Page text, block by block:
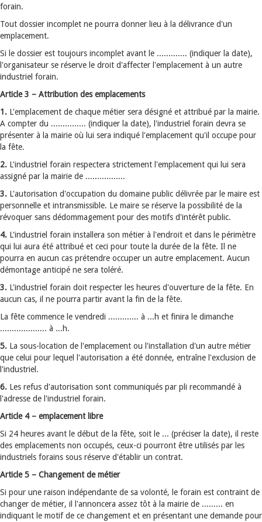
forain.
Tout dossier incomplet ne pourra donner lieu à la délivrance d'un
emplacement.
Si le dossier est toujours incomplet avant le ............. (indiquer la date),
l'organisateur se réserve le droit d'affecter l'emplacement à un autre
industriel forain.
Article 3 – Attribution des emplacements
1. L'emplacement de chaque métier sera désigné et attribué par la mairie.
A compter du ............... (indiquer la date), l'industriel forain devra se
présenter à la mairie où lui sera indiqué l'emplacement qu'il occupe pour
la fête.
2. L'industriel forain respectera strictement l'emplacement qui lui sera
assigné par la mairie de .................
3. L'autorisation d'occupation du domaine public délivrée par le maire est
personnelle et intransmissible. Le maire se réserve la possibilité de la
révoquer sans dédommagement pour des motifs d'intérêt public.
4. L'industriel forain installera son métier à l'endroit et dans le périmètre
qui lui aura été attribué et ceci pour toute la durée de la fête. Il ne
pourra en aucun cas prétendre occuper un autre emplacement. Aucun
démontage anticipé ne sera toléré.
3. L'industriel forain doit respecter les heures d'ouverture de la fête. En
aucun cas, il ne pourra partir avant la fin de la fête.
La fête commence le vendredi ............. à ...h et finira le dimanche
.................... à ...h.
5. La sous-location de l'emplacement ou l'installation d'un autre métier
que celui pour lequel l'autorisation a été donnée, entraîne l'exclusion de
l'industriel.
6. Les refus d'autorisation sont communiqués par pli recommandé à
l'adresse de l'industriel forain.
Article 4 – emplacement libre
Si 24 heures avant le début de la fête, soit le ... (préciser la date), il reste
des emplacements non occupés, ceux-ci pourront être utilisés par les
industriels forains sous réserve d'établir un contrat.
Article 5 – Changement de métier
Si pour une raison indépendante de sa volonté, le forain est contraint de
changer de métier, il l'annoncera assez tôt à la mairie de ......... en
indiquant le motif de ce changement et en présentant une demande pour